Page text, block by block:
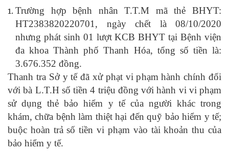
Trường hợp bệnh nhân T.T.M mã thẻ BHYT:
HT2383820220701, ngày chết là 08/10/2020
nhưng phát sinh 01 lượt KCB BHYT tại Bệnh viện
đa khoa Thành phố Thanh Hóa, tổng số tiền là:
3.676.352 đồng.
Thanh tra Sở y tế đã xử phạt vi phạm hành chính đối
với bà L.T.H số tiền 4 triệu đồng với hành vi vi phạm
sử dụng thẻ bảo hiểm y tế của người khác trong
khám, chữa bệnh làm thiệt hại đến quỹ bảo hiểm y tế;
buộc hoàn trả số tiền vi phạm vào tài khoản thu của
bảo hiểm y tế.